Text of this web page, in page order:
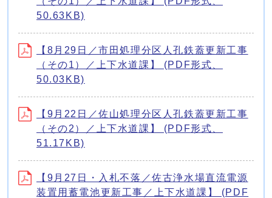
50.63KB)
【8月29日／市田処理分区人孔鉄蓋更新工事
（その1）／上下水道課】 (PDF形式、
50.03KB)
【9月22日／佐山処理分区人孔鉄蓋更新工事
（その2）／上下水道課】 (PDF形式、
51.17KB)
【9月27日・入札不落／佐古浄水場直流電源
装置用蓄電池更新工事／上下水道課】 (PDF